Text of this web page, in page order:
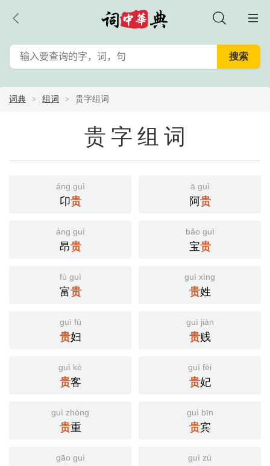
词典 组词 贵字组词
贵字组词
áng guì
卬贵
ā guì
阿贵
áng guì
昂贵
bǎo guì
宝贵
fù guì
富贵
guì xìng
贵姓
guì fù
贵妇
guì jiàn
贵贱
guì kè
贵客
guì fēi
贵妃
guì zhòng
贵重
guì bīn
贵宾
gāo guì guì zú